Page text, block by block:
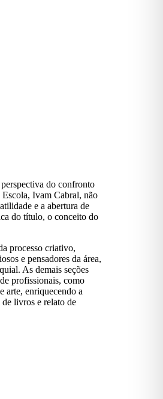
do confronto
Ivam Cabral, não
e a abertura de
do título, o conceito do
processo criativo,
e pensadores da área,
As demais seções
profissionais, como
arte, enriquecendo a
de livros e relato de